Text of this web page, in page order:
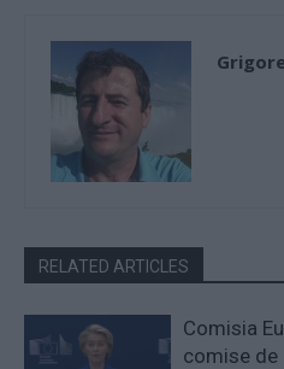
RELATED ARTICLES
Comisia
comise de